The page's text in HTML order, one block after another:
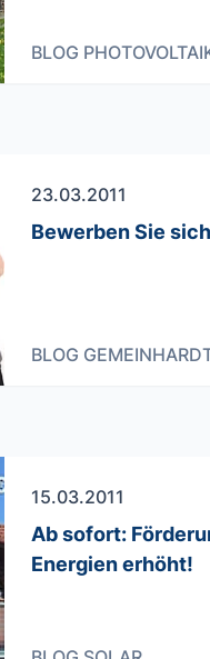
BLOG
23.03.2011
Bewerben Sie
BLOG
15.03.2011
Ab sofort:
Energien erhöht!